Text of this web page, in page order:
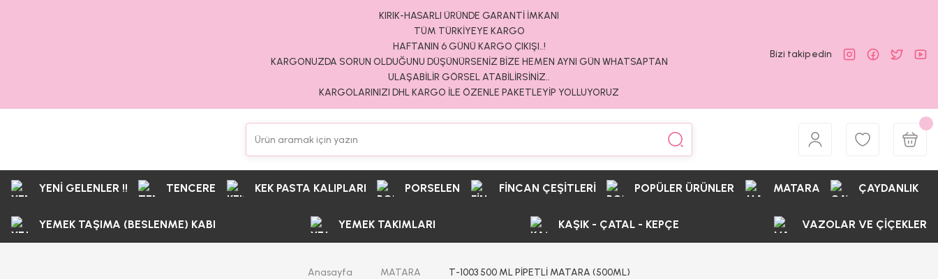
KIRIK-HASARLI ÜRÜNDE GARANTİ İMKANI
TÜM TÜRKİYEYE KARGO
HAFTANIN 6 GÜNÜ KARGO ÇIKIŞI..!
KARGONUZDA SORUN OLDUĞUNU DÜŞÜNÜRSENİZ BİZE HEMEN AYNI GÜN WHATSAPTAN
ULAŞABİLİR GÖRSEL ATABİLİRSİNİZ..
KARGOLARINIZI DHL KARGO İLE ÖZENLE PAKETLEYİP YOLLUYORUZ
Bizi takip edin
YENİ GELENLER !! TENCERE KEK PASTA KALIPLARI PORSELEN FİNCAN ÇEŞİTLERİ POPÜLER ÜRÜNLER MATARA ÇAYDANLIK
YEMEK TAŞIMA (BESLENME) KABI YEMEK TAKIMLARI KAŞIK - ÇATAL - KEPÇE VAZOLAR VE ÇİÇEKLER
Anasayfa MATARA T-1003 500 ML PİPETLİ MATARA (500ML)